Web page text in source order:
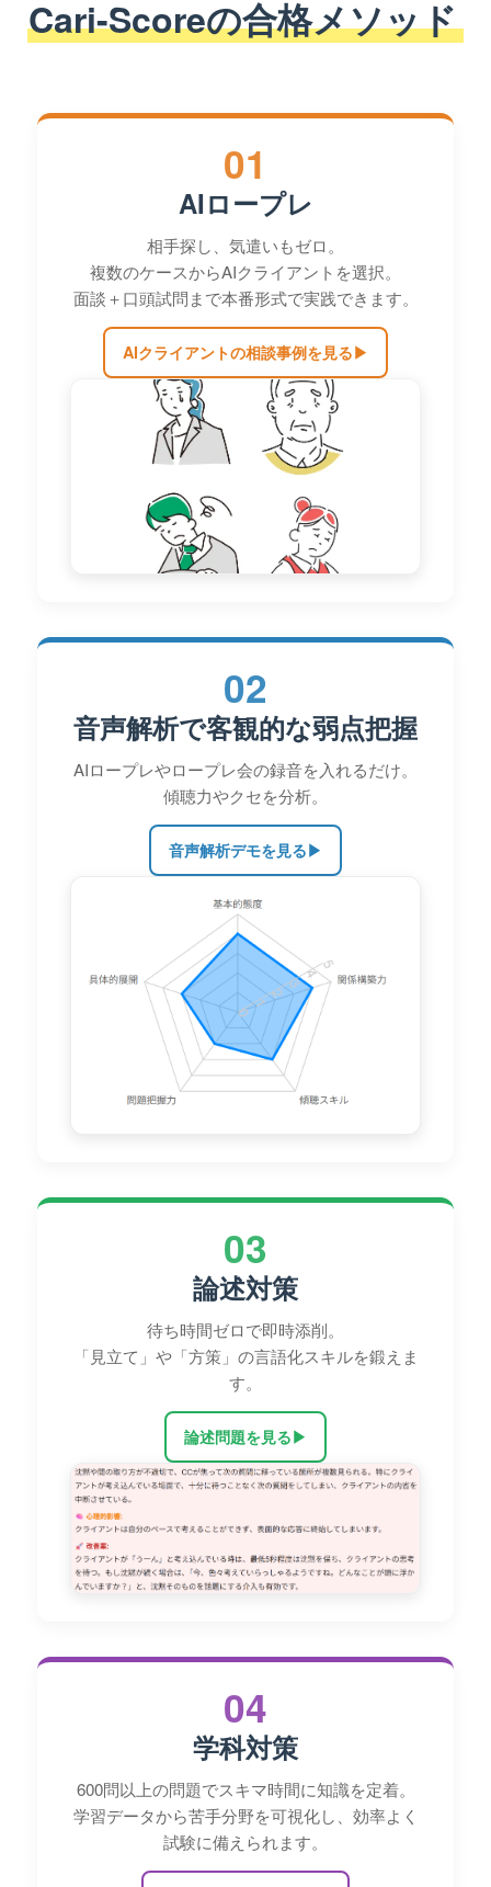
Cari-Scoreの合格メソッド
01
AIロープレ
相手探し、気遣いもゼロ。
複数のケースからAIクライアントを選択。
面談＋口頭試問まで本番形式で実践できます。
AIクライアントの相談事例を見る▶
02
音声解析で客観的な弱点把握
AIロープレやロープレ会の録音を入れるだけ。
傾聴力やクセを分析。
音声解析デモを見る▶
03
論述対策
待ち時間ゼロで即時添削。
「見立て」や「方策」の言語化スキルを鍛えま
す。
論述問題を見る▶
04
学科対策
600問以上の問題でスキマ時間に知識を定着。
学習データから苦手分野を可視化し、効率よく
試験に備えられます。